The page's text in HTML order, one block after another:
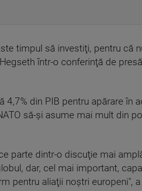
timpul să investiţi, pentru că
într-o conferinţă de
din PIB pentru apărare în
să-şi asume mai mult din
parte dintr-o discuţie mai
dar, cel mai important,
pentru aliaţii noştri europeni",